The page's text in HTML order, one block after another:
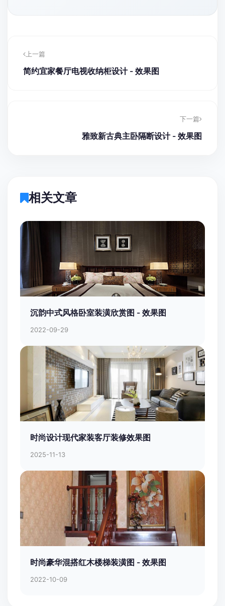
上一篇
简约宜家餐厅电视收纳柜设计 - 效果图
下一篇
雅致新古典主卧隔断设计 - 效果图
相关文章
沉韵中式风格卧室装潢欣赏图 - 效果图
2022-09-29
时尚设计现代家装客厅装修效果图
2025-11-13
时尚豪华混搭红木楼梯装潢图 - 效果图
2022-10-09